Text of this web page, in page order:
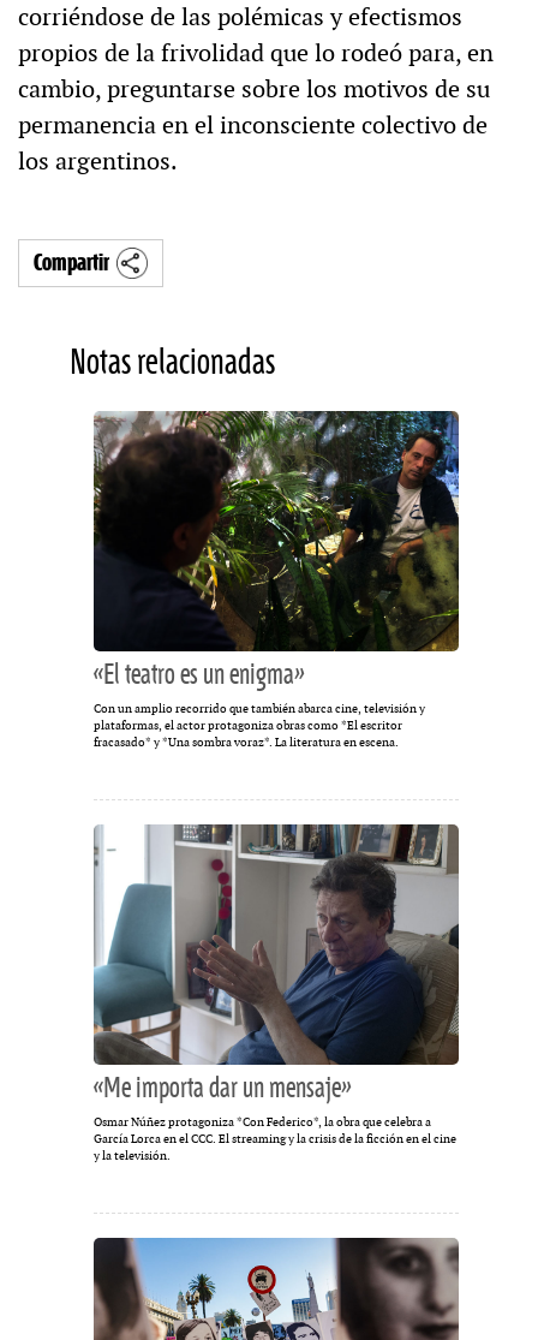
corriéndose de las polémicas y efectismos
propios de la frivolidad que lo rodeó para, en
cambio, preguntarse sobre los motivos de su
permanencia en el inconsciente colectivo de
los argentinos.
Compartir
Notas relacionadas
«El teatro es un enigma»
Con un amplio recorrido que también abarca cine, televisión y
plataformas, el actor protagoniza obras como *El escritor
fracasado* y *Una sombra voraz*. La literatura en escena.
«Me importa dar un mensaje»
Osmar Núñez protagoniza *Con Federico*, la obra que celebra a
García Lorca en el CCC. El streaming y la crisis de la ficción en el cine
y la televisión.